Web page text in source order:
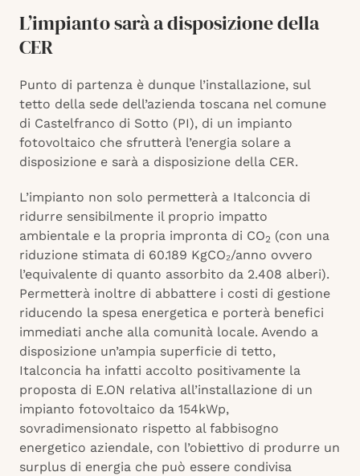
L’impianto sarà a disposizione della
CER
Punto di partenza è dunque l’installazione, sul
tetto della sede dell’azienda toscana nel comune
di Castelfranco di Sotto (PI), di un impianto
fotovoltaico che sfrutterà l’energia solare a
disposizione e sarà a disposizione della CER.
L’impianto non solo permetterà a Italconcia di
ridurre sensibilmente il proprio impatto
ambientale e la propria impronta di CO2 (con una
riduzione stimata di 60.189 KgCO₂/anno ovvero
l’equivalente di quanto assorbito da 2.408 alberi).
Permetterà inoltre di abbattere i costi di gestione
riducendo la spesa energetica e porterà benefici
immediati anche alla comunità locale. Avendo a
disposizione un’ampia superficie di tetto,
Italconcia ha infatti accolto positivamente la
proposta di E.ON relativa all’installazione di un
impianto fotovoltaico da 154kWp,
sovradimensionato rispetto al fabbisogno
energetico aziendale, con l’obiettivo di produrre un
surplus di energia che può essere condivisa